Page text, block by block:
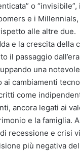
o
e i
alle altre due.
e la crescita della
il passaggio
una
ai cambiamenti
come
ancora legati ai
e la famiglia.
recessione e crisi
più negativa